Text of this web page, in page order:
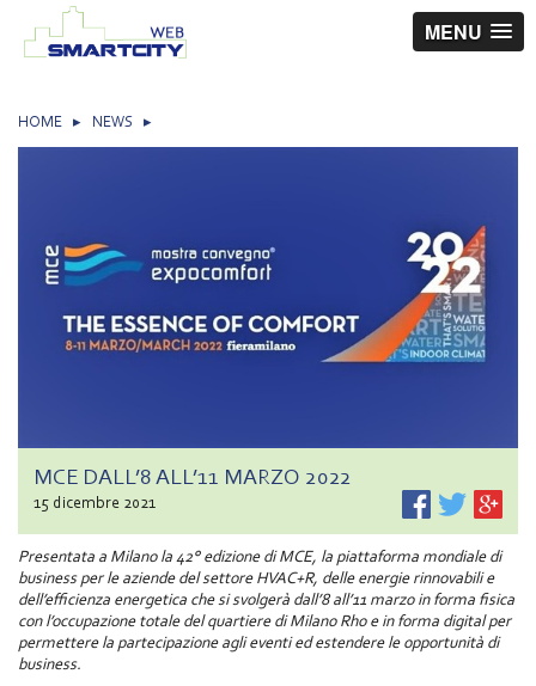
MENU
HOME ▸ NEWS ▸
MCE DALL’8 ALL’11 MARZO 2022
15 dicembre 2021
Presentata a Milano la 42° edizione di MCE, la piattaforma mondiale di
business per le aziende del settore HVAC+R, delle energie rinnovabili e
dell’efficienza energetica che si svolgerà dall’8 all’11 marzo in forma fisica
con l’occupazione totale del quartiere di Milano Rho e in forma digital per
permettere la partecipazione agli eventi ed estendere le opportunità di
business.